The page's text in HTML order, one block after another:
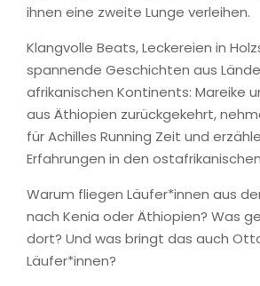
ihnen eine zweite Lunge verleihen.
Klangvolle Beats, Leckereien in
spannende Geschichten aus
afrikanischen Kontinents: Mareike
aus Äthiopien zurückgekehrt,
für Achilles Running Zeit und
Erfahrungen in den
Warum fliegen Läufer*innen aus
nach Kenia oder Äthiopien? Was
dort? Und was bringt das auch
Läufer*innen?